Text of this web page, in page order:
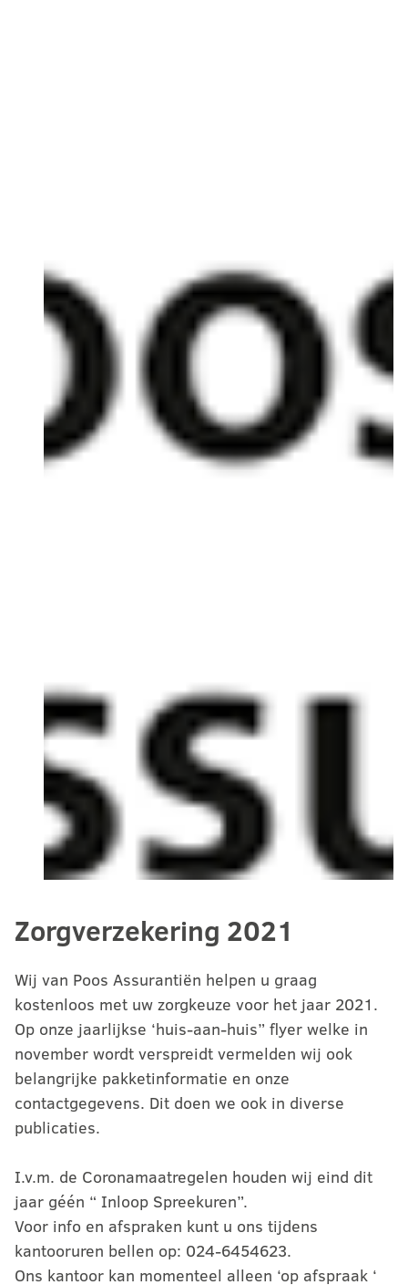
Zorgverzekering 2021
Wij van Poos Assurantiën helpen u graag
kostenloos met uw zorgkeuze voor het jaar 2021.
Op onze jaarlijkse ‘huis-aan-huis” flyer welke in
november wordt verspreidt vermelden wij ook
belangrijke pakketinformatie en onze
contactgegevens. Dit doen we ook in diverse
publicaties.
I.v.m. de Coronamaatregelen houden wij eind dit
jaar géén “ Inloop Spreekuren”.
Voor info en afspraken kunt u ons tijdens
kantooruren bellen op: 024-6454623.
Ons kantoor kan momenteel alleen ‘op afspraak ‘